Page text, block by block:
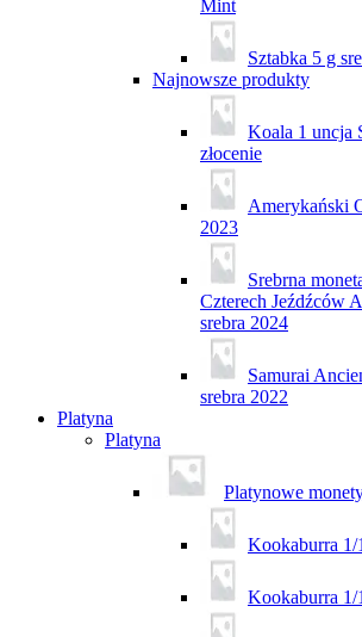
Mint
Sztabka 5 g
Najnowsze produkty
Koala 1 uncja
złocenie
Amerykański
2023
Srebrna
Czterech Jeźdźców
srebra 2024
Samurai
srebra 2022
Platyna
Platyna
Platynowe
Kookaburra
Kookaburra 1/